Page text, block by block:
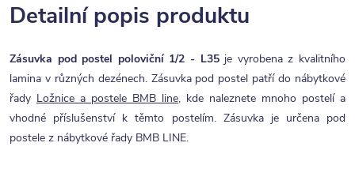
Detailní popis produktu
Zásuvka pod postel poloviční 1/2 - L35je vyrobena z kvalitního
lamina v různých dezénech. Zásuvka pod postel patří do nábytkové
řady Ložnice a postele BMB line, kde naleznete mnoho postelí a
vhodné příslušenství k těmto postelím. Zásuvka je určena pod
postele z nábytkové řady BMB LINE.